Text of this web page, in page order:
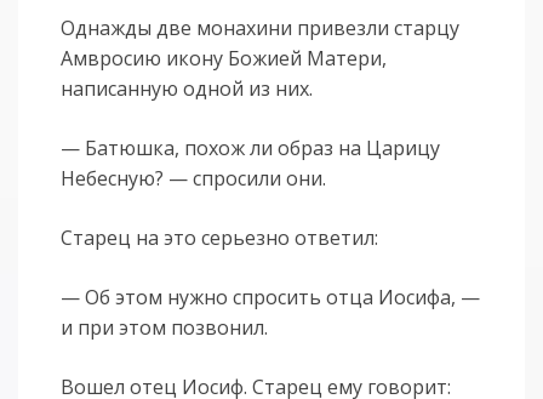
Однажды две монахини привезли старцу
Амвросию икону Божией Матери,
написанную одной из них.
— Батюшка, похож ли образ на Царицу
Небесную? — спросили они.
Старец на это серьезно ответил:
— Об этом нужно спросить отца Иосифа, —
и при этом позвонил.
Вошел отец Иосиф. Старец ему говорит: